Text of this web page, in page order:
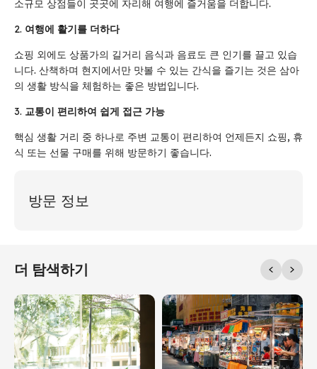
소규모 상점들이 곳곳에 자리해 여행에 즐거움을 더합니다.
여행에 활기를 더하다
쇼핑 외에도 상품가의 길거리 음식과 음료도 큰 인기를 끌고 있습
니다. 산책하며 현지에서만 맛볼 수 있는 간식을 즐기는 것은 삼아
의 생활 방식을 체험하는 좋은 방법입니다.
교통이 편리하여 쉽게 접근 가능
핵심 생활 거리 중 하나로 주변 교통이 편리하여 언제든지 쇼핑, 휴
식 또는 선물 구매를 위해 방문하기 좋습니다.
방문 정보
더 탐색하기